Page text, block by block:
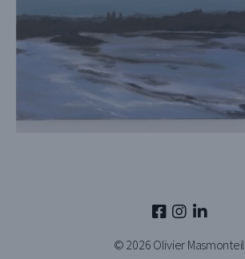
© 2026 Olivier Masmonteil